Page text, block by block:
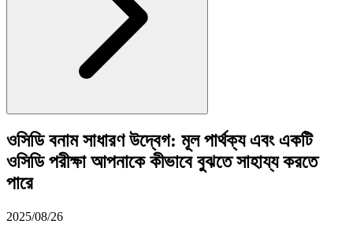
ওসিডি বনাম সাধারণ উদ্বেগ: মূল পার্থক্য এবং একটি
ওসিডি পরীক্ষা আপনাকে কীভাবে বুঝতে সাহায্য করতে
পারে
2025/08/26